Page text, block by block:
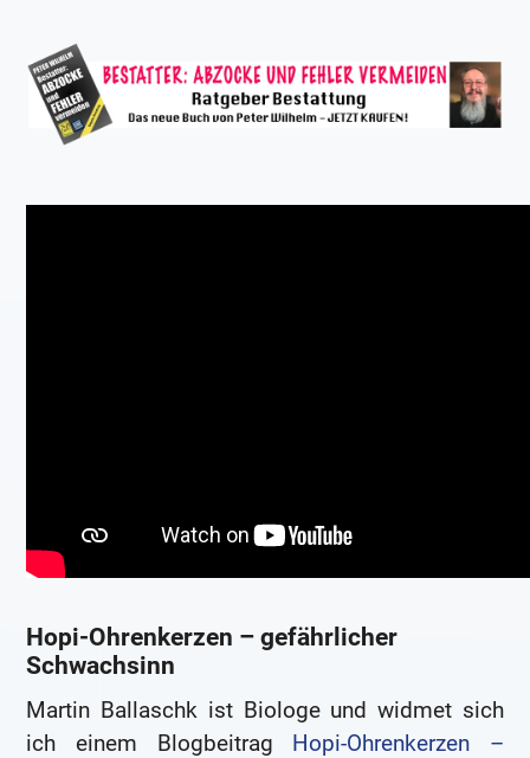
Hopi-Ohrenkerzen – gefährlicher
Schwachsinn
Martin Ballaschk ist Biologe und widmet sich
ich einem Blogbeitrag Hopi-Ohrenkerzen –